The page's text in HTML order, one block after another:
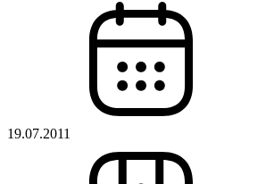
19.07.2011